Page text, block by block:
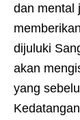
dan mental
dijuluki
akan
yang